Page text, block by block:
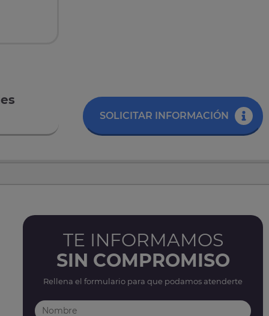
SOLICITAR INFORMACIÓN
TE INFORMAMOS
SIN COMPROMISO
Rellena el formulario para que podamos atenderte